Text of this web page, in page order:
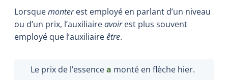
Lorsquemonterest employé en parlant d’un niveau
ou d’un prix, l’auxiliaireavoirest plus souvent
employé que l’auxiliaireêtre.
Le prix de l’essencea monté en flèche hier.